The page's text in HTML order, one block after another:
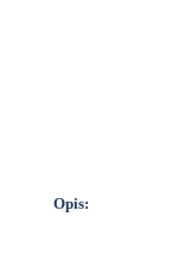
Opis: